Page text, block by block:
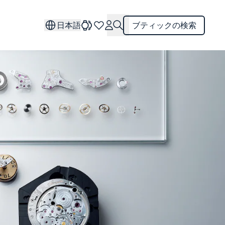
日本語 ブティックの検索